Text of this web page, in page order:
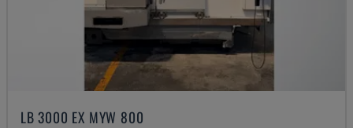
LB 3000 EX MYW 800